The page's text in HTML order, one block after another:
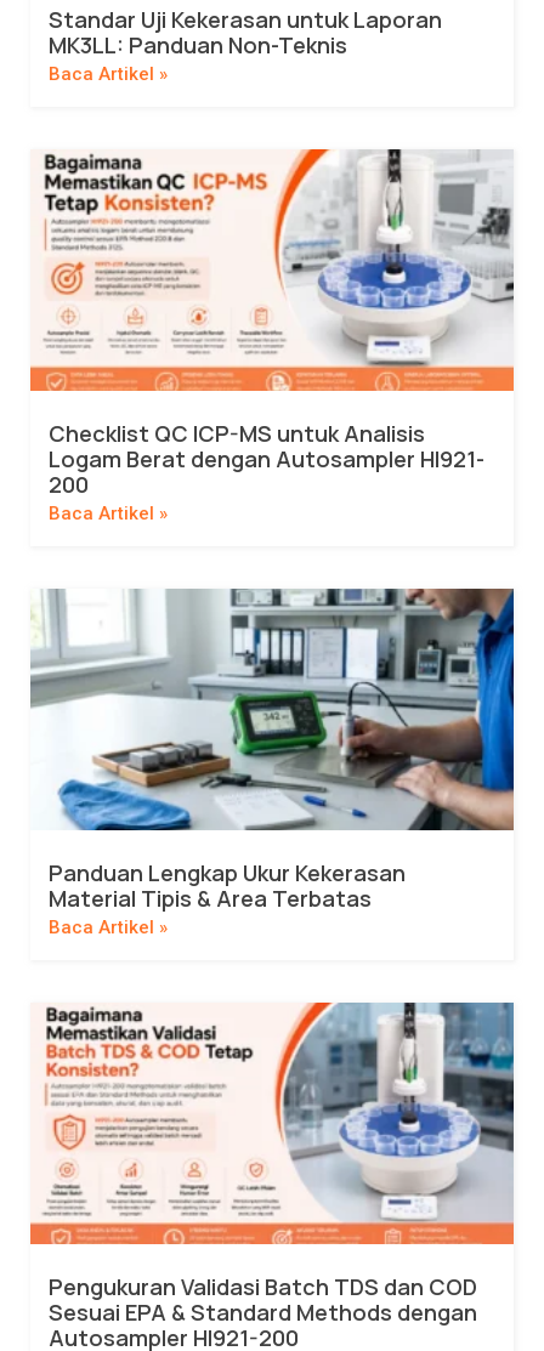
Standar Uji Kekerasan untuk Laporan
MK3LL: Panduan Non-Teknis
Baca Artikel »
Checklist QC ICP-MS untuk Analisis
Logam Berat dengan Autosampler HI921-
200
Baca Artikel »
Panduan Lengkap Ukur Kekerasan
Material Tipis & Area Terbatas
Baca Artikel »
Pengukuran Validasi Batch TDS dan COD
Sesuai EPA & Standard Methods dengan
Autosampler HI921-200